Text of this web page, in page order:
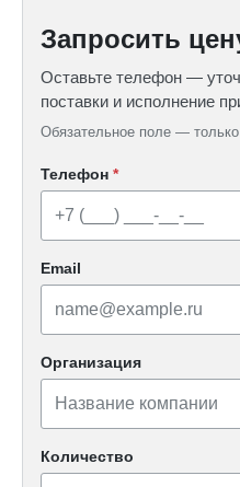
Запросить
Оставьте телефон —
поставки и исполнение
Обязательное поле —
Телефон *
Email
Организация
Количество